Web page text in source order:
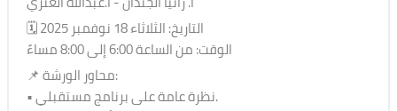
🗓️ التاريخ: الثلاثاء 18 نوفمبر 2025
الوقت: من الساعة 6:00 إلى 8:00 مساءً
📌 محاور الورشة:
• نظرة عامة على برنامج مستقبلي.